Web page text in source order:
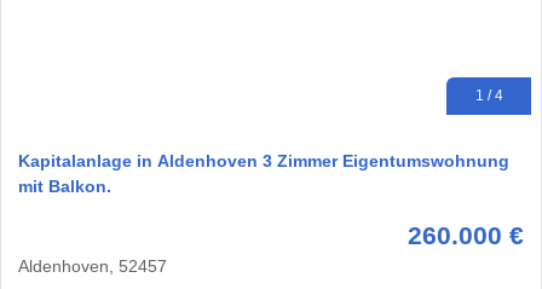
1 / 4
Kapitalanlage in Aldenhoven 3 Zimmer Eigentumswohnung
mit Balkon.
260.000 €
Aldenhoven, 52457